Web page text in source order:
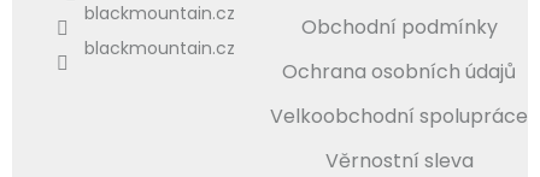
blackmountain.cz
blackmountain.cz
Obchodní podmínky
Ochrana osobních údajů
Velkoobchodní spolupráce
Věrnostní sleva